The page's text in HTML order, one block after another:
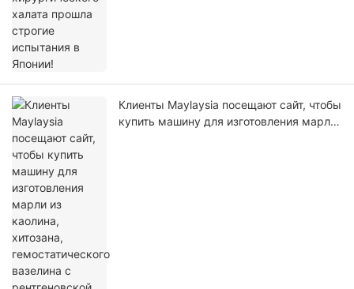
Клиенты Maylaysia посещают сайт, чтобы
купить машину для изготовления марли